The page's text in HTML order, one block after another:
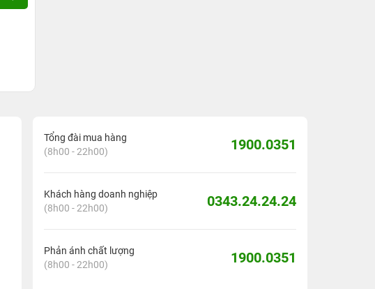
Tổng đài mua hàng
(8h00 - 22h00)
1900.0351
Khách hàng doanh nghiệp
(8h00 - 22h00)
0343.24.24.24
Phản ánh chất lượng
(8h00 - 22h00)
1900.0351